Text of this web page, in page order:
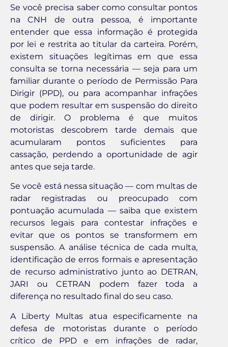
Se você precisa saber como consultar pontos
na CNH de outra pessoa, é importante
entender que essa informação é protegida
por lei e restrita ao titular da carteira. Porém,
existem situações legítimas em que essa
consulta se torna necessária — seja para um
familiar durante o período de Permissão Para
Dirigir (PPD), ou para acompanhar infrações
que podem resultar em suspensão do direito
de dirigir. O problema é que muitos
motoristas descobrem tarde demais que
acumularam pontos suficientes para
cassação, perdendo a oportunidade de agir
antes que seja tarde.
Se você está nessa situação — com multas de
radar registradas ou preocupado com
pontuação acumulada — saiba que existem
recursos legais para contestar infrações e
evitar que os pontos se transformem em
suspensão. A análise técnica de cada multa,
identificação de erros formais e apresentação
de recurso administrativo junto ao DETRAN,
JARI ou CETRAN podem fazer toda a
diferença no resultado final do seu caso.
A Liberty Multas atua especificamente na
defesa de motoristas durante o período
crítico de PPD e em infrações de radar,